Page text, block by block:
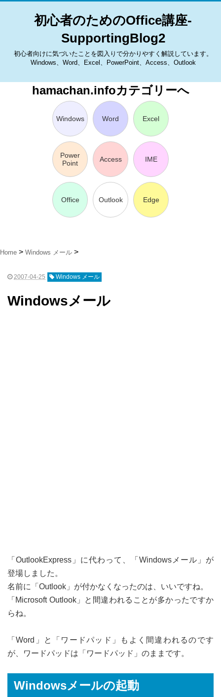
初心者のためのOffice講座-
SupportingBlog2
初心者向けに気づいたことを図入りで分かりやすく解説しています。
Windows、Word、Excel、PowerPoint、Access、Outlook
hamachan.infoカテゴリーへ
Windows Word Excel
Power
Point
Access IME
Office Outlook Edge
Home Windows メール
2007-04-25 Windows メール
Windowsメール
「OutlookExpress」に代わって、「Windowsメール」が
登場しました。
名前に「Outlook」が付かなくなったのは、いいですね。
「Microsoft Outlook」と間違われることが多かったですか
らね。
「Word」と「ワードパッド」もよく間違われるのです
が、ワードパッドは「ワードパッド」のままです。
Windowsメールの起動